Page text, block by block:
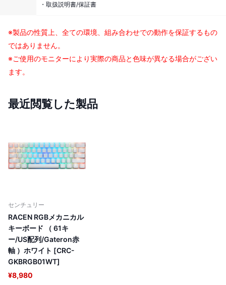
・取扱説明書/保証書
※製品の性質上、全ての環境、組み合わせでの動作を保証するもの
ではありません。
※ご使用のモニターにより実際の商品と色味が異なる場合がござい
ます。
最近閲覧した製品
センチュリー
RACEN RGBメカニカル
キーボード （ 61キ
ー/US配列/Gateron赤
軸 ）ホワイト [CRC-
GKBRGB01WT]
¥8,980